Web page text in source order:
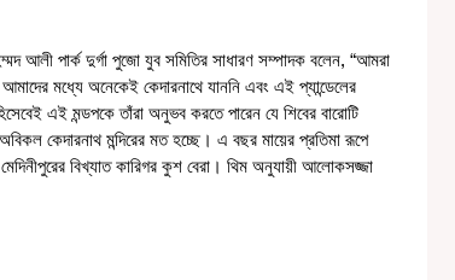
আমাদের মধ্যে অনেকেই কেদারনাথে যাননি এবং এই প্যান্ডেলের
এই মন্ডপকে তাঁরা অনুভব করতে পারেন যে শিবের বারোটি
অবিকল কেদারনাথ মন্দিরের মত হচ্ছে। এ বছর মায়ের প্রতিমা রূপে
বিখ্যাত কারিগর কুশ বেরা। থিম অনুযায়ী আলোকসজ্জা